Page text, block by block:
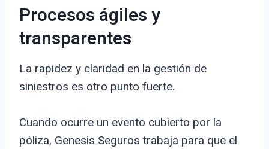
Procesos ágiles y
transparentes
La rapidez y claridad en la gestión de
siniestros es otro punto fuerte.
Cuando ocurre un evento cubierto por la
póliza, Genesis Seguros trabaja para que el